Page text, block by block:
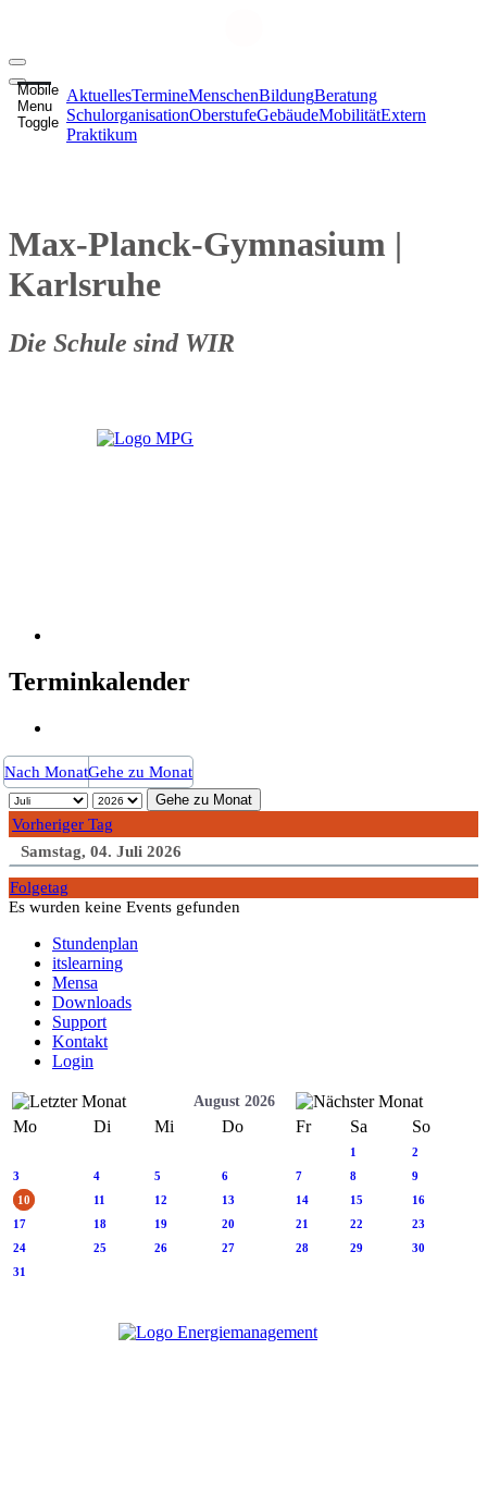
Mobile
Menu
Toggle
AktuellesTermineMenschenBildungBeratung
SchulorganisationOberstufeGebäudeMobilitätExtern
Praktikum
Max-Planck-Gymnasium |
Karlsruhe
Die Schule sind WIR
Terminkalender
Nach MonatGehe zu Monat
Gehe zu Monat
Vorheriger Tag
Samstag, 04. Juli 2026
Folgetag
Es wurden keine Events gefunden
Stundenplan
itslearning
Mensa
Downloads
Support
Kontakt
Login
August 2026
Mo Di Mi Do Fr Sa So
1
2
3
4 5 6 7 8
9
10
11 12 13 14 15
16
17
18 19 20 21 22
23
24
25 26 27 28 29
30
31